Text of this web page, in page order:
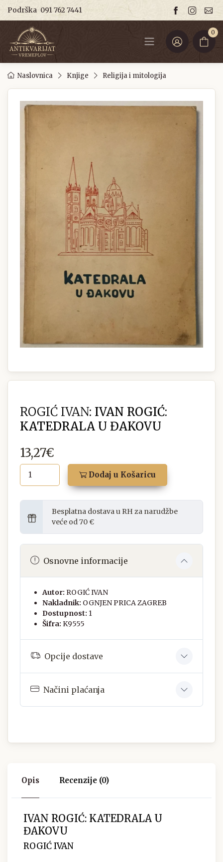
Podrška 091 762 7441
0
Naslovnica Knjige Religija i mitologija
ROGIĆ IVAN: IVAN ROGIĆ:
KATEDRALA U ĐAKOVU
13,27€
Dodaj u Košaricu
Besplatna dostava u RH za narudžbe
veće od 70 €
Osnovne informacije
Autor: ROGIĆ IVAN
Nakladnik: OGNJEN PRICA ZAGREB
Dostupnost: 1
Šifra: K9555
Opcije dostave
Načini plaćanja
Opis Recenzije (0)
IVAN ROGIĆ: KATEDRALA U
ĐAKOVU
ROGIĆ IVAN